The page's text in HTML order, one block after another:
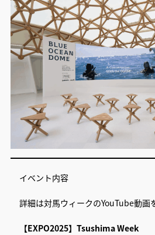
イベント内容
詳細は対馬ウィークのYouTube動画
【EXPO2025】Tsushima Week